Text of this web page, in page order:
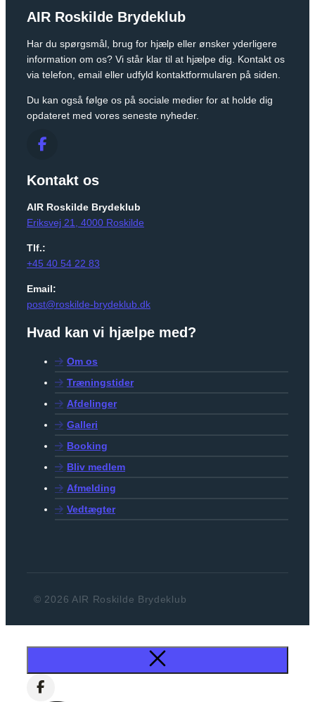
AIR Roskilde Brydeklub
Har du spørgsmål, brug for hjælp eller ønsker yderligere
information om os? Vi står klar til at hjælpe dig. Kontakt os
via telefon, email eller udfyld kontaktformularen på siden.
Du kan også følge os på sociale medier for at holde dig
opdateret med vores seneste nyheder.
Kontakt os
AIR Roskilde Brydeklub
Eriksvej 21, 4000 Roskilde
Tlf.:
+45 40 54 22 83
Email:
post@roskilde-brydeklub.dk
Hvad kan vi hjælpe med?
Om os
Træningstider
Afdelinger
Galleri
Booking
Bliv medlem
Afmelding
Vedtægter
© 2026 AIR Roskilde Brydeklub